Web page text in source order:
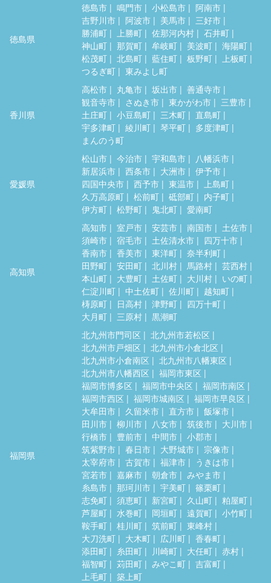
徳島県
徳島市 鳴門市 小松島市
阿南市
吉野川市
阿波市 美馬市
三好市
勝浦町
上勝町 佐那河内村
石井町
神山町
那賀町 牟岐町 美波町
海陽町
松茂町
北島町 藍住町 板野町
上板町
つるぎ町
東みよし町
香川県
高松市 丸亀市 坂出市
善通寺市
観音寺市
さぬき市 東かがわ市
三豊市
土庄町
小豆島町 三木町
直島町
宇多津町
綾川町 琴平町
多度津町
まんのう町
愛媛県
松山市 今治市 宇和島市
八幡浜市
新居浜市
西条市 大洲市
伊予市
四国中央市
西予市 東温市
上島町
久万高原町
松前町 砥部町
内子町
伊方町
松野町 鬼北町 愛南町
高知県
高知市 室戸市 安芸市 南国市
土佐市
須崎市
宿毛市 土佐清水市
四万十市
香南市
香美市 東洋町
奈半利町
田野町
安田町 北川村 馬路村
芸西村
本山町
大豊町 土佐町 大川村
いの町
仁淀川町
中土佐町 佐川町
越知町
梼原町
日高村 津野町
四万十町
大月町
三原村 黒潮町
福岡県
北九州市門司区
北九州市若松区
北九州市戸畑区
北九州市小倉北区
北九州市小倉南区
北九州市八幡東区
北九州市八幡西区
福岡市東区
福岡市博多区
福岡市中央区
福岡市南区
福岡市西区
福岡市城南区
福岡市早良区
大牟田市
久留米市 直方市
飯塚市
田川市
柳川市 八女市 筑後市
大川市
行橋市
豊前市 中間市
小郡市
筑紫野市
春日市 大野城市
宗像市
太宰府市
古賀市 福津市
うきは市
宮若市
嘉麻市 朝倉市
みやま市
糸島市
那珂川市 宇美町
篠栗町
志免町
須恵町 新宮町 久山町
粕屋町
芦屋町
水巻町 岡垣町 遠賀町
小竹町
鞍手町
桂川町 筑前町
東峰村
大刀洗町
大木町 広川町
香春町
添田町
糸田町 川崎町 大任町
赤村
福智町
苅田町 みやこ町
吉富町
上毛町
築上町